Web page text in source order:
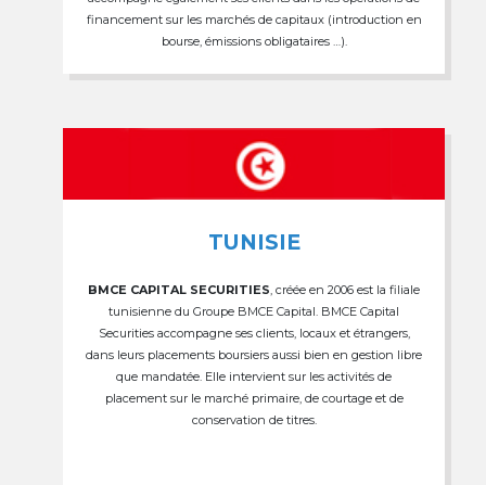
financement sur les marchés de capitaux (introduction en
bourse, émissions obligataires …).
TUNISIE
BMCE CAPITAL SECURITIES , créée en 2006 est la filiale
tunisienne du Groupe BMCE Capital. BMCE Capital
Securities accompagne ses clients, locaux et étrangers,
dans leurs placements boursiers aussi bien en gestion libre
que mandatée. Elle intervient sur les activités de
placement sur le marché primaire, de courtage et de
conservation de titres.